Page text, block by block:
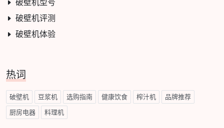
破壁机型号
破壁机评测
破壁机体验
热词
破壁机 豆浆机 选购指南 健康饮食 榨汁机 品牌推荐
厨房电器 料理机